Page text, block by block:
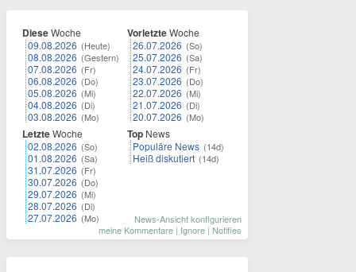
DieseWoche
09.08.2026 (Heute)
08.08.2026 (Gestern)
07.08.2026 (Fr)
06.08.2026 (Do)
05.08.2026 (Mi)
04.08.2026 (Di)
03.08.2026 (Mo)
LetzteWoche
02.08.2026 (So)
01.08.2026 (Sa)
31.07.2026 (Fr)
30.07.2026 (Do)
29.07.2026 (Mi)
28.07.2026 (Di)
27.07.2026 (Mo)
VorletzteWoche
26.07.2026 (So)
25.07.2026 (Sa)
24.07.2026 (Fr)
23.07.2026 (Do)
22.07.2026 (Mi)
21.07.2026 (Di)
20.07.2026 (Mo)
Top News
Populäre News (14d)
Heiß diskutiert (14d)
News-Ansicht konfigurieren
meine Kommentare | Ignore | Notifies